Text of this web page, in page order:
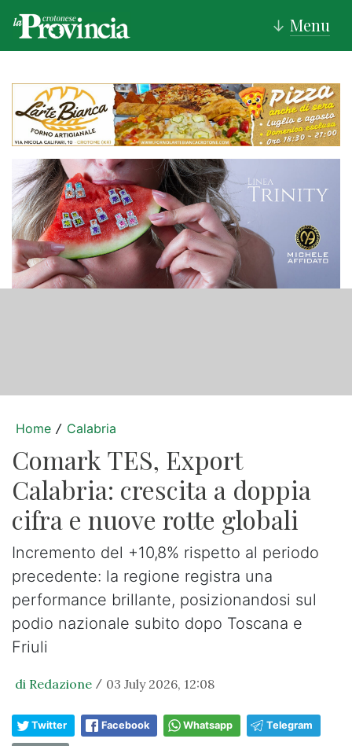
↓ Menu
Home / Calabria
Comark TES, Export
Calabria: crescita a doppia
cifra e nuove rotte globali
Incremento del +10,8% rispetto al periodo
precedente: la regione registra una
performance brillante, posizionandosi sul
podio nazionale subito dopo Toscana e
Friuli
di Redazione / 03 July 2026, 12:08
Twitter Facebook Whatsapp Telegram